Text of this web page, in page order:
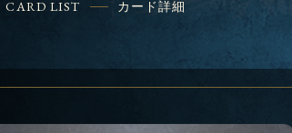
CARD LIST カード詳細